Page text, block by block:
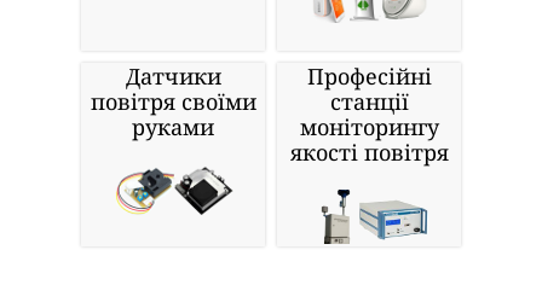
Датчики
повітря своїми
руками
Професійні
станції
моніторингу
якості повітря